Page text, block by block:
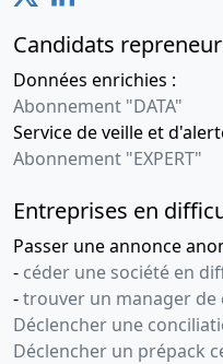
Candidats
Données enrichies :
Abonnement "DATA"
Service de veille et
Abonnement "EXPERT"
Entreprises en
Passer une annonce
- céder une société en
-trouver un manager de
Déclencher une
Déclencher un prépack